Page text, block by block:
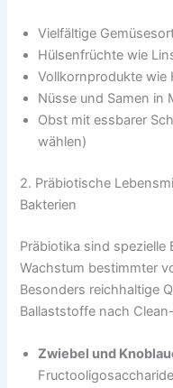
Vielfältige
Hülsenfrüchte wie
Vollkornprodukte wie
Nüsse und Samen in
Obst mit essbarer
wählen)
2. Präbiotische
Bakterien
Präbiotika sind spezielle
Wachstum bestimmter
Besonders reichhaltige
Ballaststoffe nach
Zwiebel und